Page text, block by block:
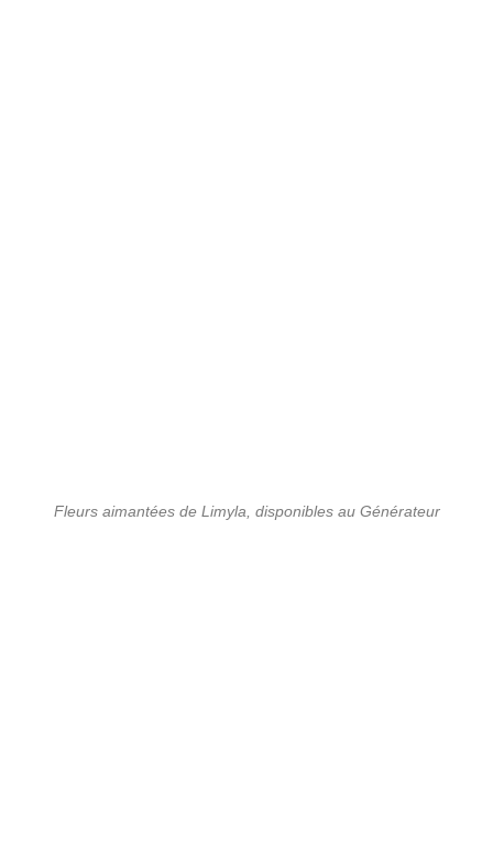
Fleurs aimantées de Limyla, disponibles au Générateur